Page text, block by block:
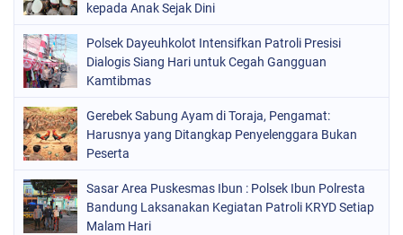
kepada Anak Sejak Dini
Polsek Dayeuhkolot Intensifkan Patroli Presisi
Dialogis Siang Hari untuk Cegah Gangguan
Kamtibmas
Gerebek Sabung Ayam di Toraja, Pengamat:
Harusnya yang Ditangkap Penyelenggara Bukan
Peserta
Sasar Area Puskesmas Ibun : Polsek Ibun Polresta
Bandung Laksanakan Kegiatan Patroli KRYD Setiap
Malam Hari